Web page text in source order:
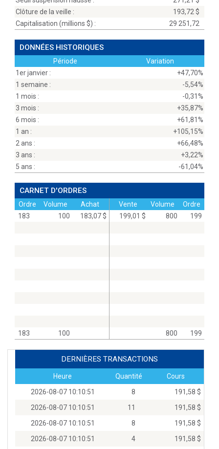
Clôture de la veille :
193,72 $
Capitalisation (millions $) : 29 251,72
DONNÉES HISTORIQUES
Période
Variation
1er janvier :
+47,70%
1 semaine :
-5,54%
1 mois :
-0,31%
3 mois :
+35,87%
6 mois :
+61,81%
1 an :
+105,15%
2 ans :
+66,48%
3 ans :
+3,22%
5 ans :
-61,04%
CARNET D'ORDRES
Ordre Volume
Achat
183
100 183,07 $
183 100
Vente Volume
Ordre
199,01 $
800 199
800 199
DERNIÈRES TRANSACTIONS
Heure Quantité
Cours
2026-08-07 10:10:51
8
191,58 $
2026-08-07 10:10:51
11
191,58 $
2026-08-07 10:10:51
8
191,58 $
2026-08-07 10:10:51
4
191,58 $